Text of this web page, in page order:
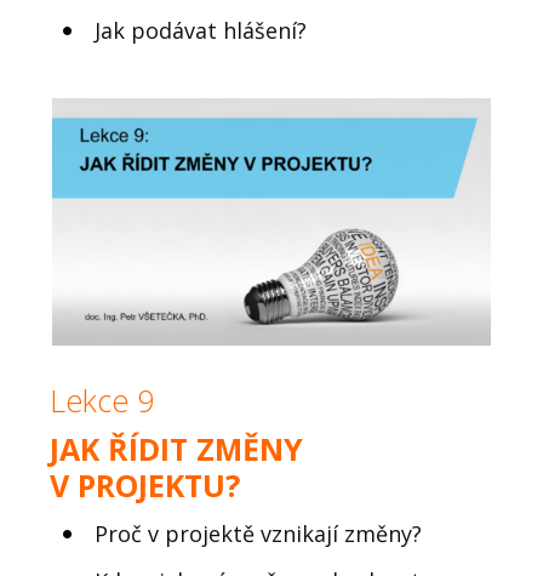
Jak podávat hlášení?
Lekce 9
JAK ŘÍDIT ZMĚNY
V PROJEKTU?
Proč v projektě vznikají změny?